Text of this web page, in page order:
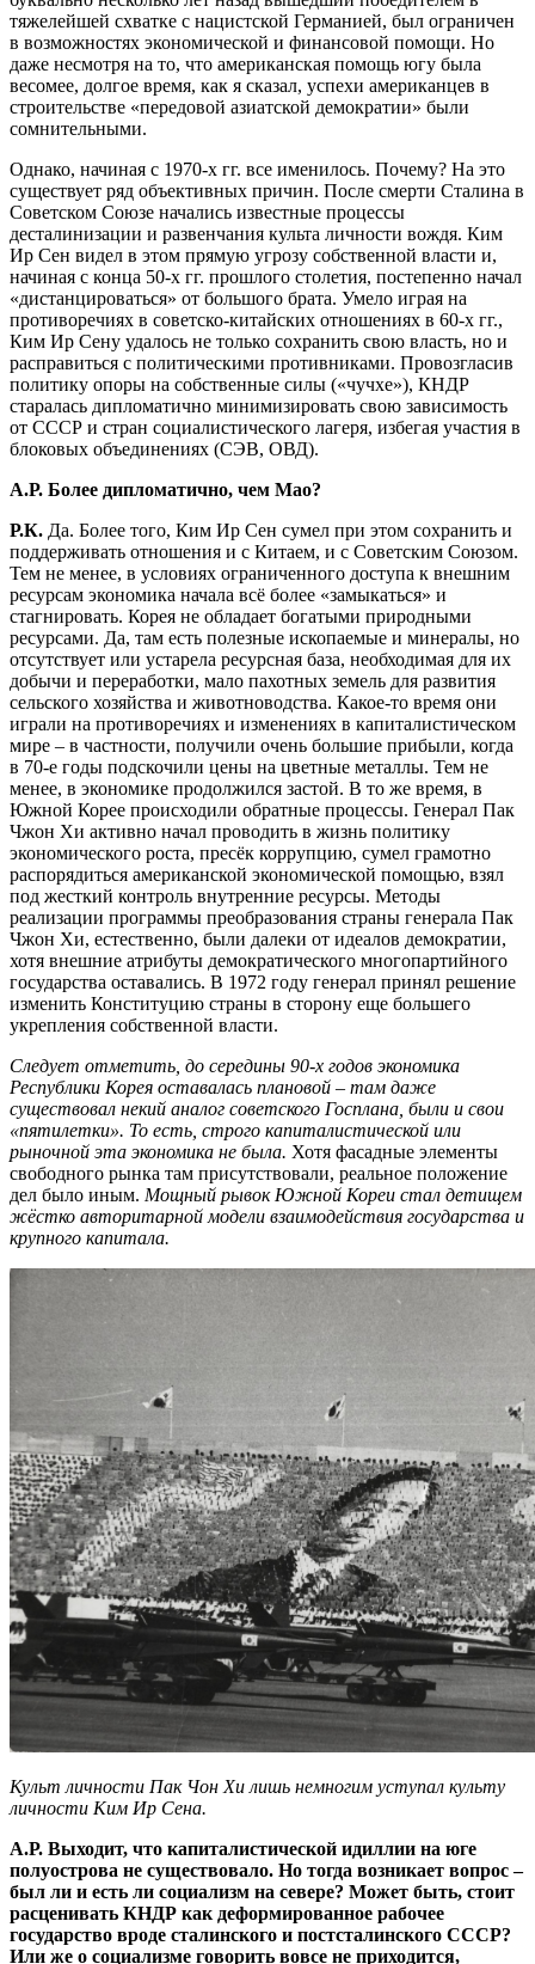
тяжелейшей схватке с нацистской Германией, был ограничен
в возможностях экономической и финансовой помощи. Но
даже несмотря на то, что американская помощь югу была
весомее, долгое время, как я сказал, успехи американцев в
строительстве «передовой азиатской демократии» были
сомнительными.
Однако, начиная с 1970-х гг. все именилось. Почему? На это
существует ряд объективных причин. После смерти Сталина в
Советском Союзе начались известные процессы
десталинизации и развенчания культа личности вождя. Ким
Ир Сен видел в этом прямую угрозу собственной власти и,
начиная с конца 50-х гг. прошлого столетия, постепенно начал
«дистанцироваться» от большого брата. Умело играя на
противоречиях в советско-китайских отношениях в 60-х гг.,
Ким Ир Сену удалось не только сохранить свою власть, но и
расправиться с политическими противниками. Провозгласив
политику опоры на собственные силы («чучхе»), КНДР
старалась дипломатично минимизировать свою зависимость
от СССР и стран социалистического лагеря, избегая участия в
блоковых объединениях (СЭВ, ОВД).
А.Р. Более дипломатично, чем Мао?
Р.К. Да. Более того, Ким Ир Сен сумел при этом сохранить и
поддерживать отношения и с Китаем, и с Советским Союзом.
Тем не менее, в условиях ограниченного доступа к внешним
ресурсам экономика начала всё более «замыкаться» и
стагнировать. Корея не обладает богатыми природными
ресурсами. Да, там есть полезные ископаемые и минералы, но
отсутствует или устарела ресурсная база, необходимая для их
добычи и переработки, мало пахотных земель для развития
сельского хозяйства и животноводства. Какое-то время они
играли на противоречиях и изменениях в капиталистическом
мире – в частности, получили очень большие прибыли, когда
в 70-е годы подскочили цены на цветные металлы. Тем не
менее, в экономике продолжился застой. В то же время, в
Южной Корее происходили обратные процессы. Генерал Пак
Чжон Хи активно начал проводить в жизнь политику
экономического роста, пресёк коррупцию, сумел грамотно
распорядиться американской экономической помощью, взял
под жесткий контроль внутренние ресурсы. Методы
реализации программы преобразования страны генерала Пак
Чжон Хи, естественно, были далеки от идеалов демократии,
хотя внешние атрибуты демократического многопартийного
государства оставались. В 1972 году генерал принял решение
изменить Конституцию страны в сторону еще большего
укрепления собственной власти.
Следует отметить, до середины 90-х годов экономика
Республики Корея оставалась плановой – там даже
существовал некий аналог советского Госплана, были и свои
«пятилетки». То есть, строго капиталистической или
рыночной эта экономика не была. Хотя фасадные элементы
свободного рынка там присутствовали, реальное положение
дел было иным. Мощный рывок Южной Кореи стал детищем
жёстко авторитарной модели взаимодействия государства и
крупного капитала.
Культ личности Пак Чон Хи лишь немногим уступал культу
личности Ким Ир Сена.
А.Р. Выходит, что капиталистической идиллии на юге
полуострова не существовало. Но тогда возникает вопрос –
был ли и есть ли социализм на севере? Может быть, стоит
расценивать КНДР как деформированное рабочее
государство вроде сталинского и постсталинского СССР?
Или же о социализме говорить вовсе не приходится,